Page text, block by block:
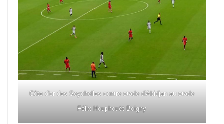
Côte d'or des Seychelles contre stade d'Abidjan au stade
Félix Houphouët Boigny